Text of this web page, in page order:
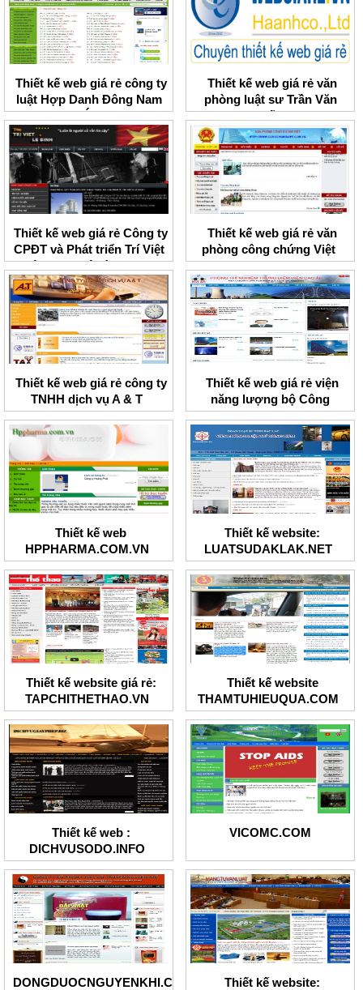
Thiết kế web giá rẻ công ty
luật Hợp Danh Đông Nam
Á
Thiết kế web giá rẻ văn
phòng luật sư Trần Văn
Tuấn
Thiết kế web giá rẻ Công ty
CPĐT và Phát triển Trí Việt
liên danh Lê Bình BCI
Thiết kế web giá rẻ văn
phòng công chứng Việt
Thiết kế web giá rẻ công ty
TNHH dịch vụ A & T
Thiết kế web giá rẻ viện
năng lượng bộ Công
Thương
Thiết kế web
HPPHARMA.COM.VN
Thiết kế website:
LUATSUDAKLAK.NET
Thiết kế website giá rẻ:
TAPCHITHETHAO.VN
Thiết kế website
THAMTUHIEUQUA.COM
Thiết kế web :
DICHVUSODO.INFO
VICOMC.COM
DONGDUOCNGUYENKHI.COM
Thiết kế website: